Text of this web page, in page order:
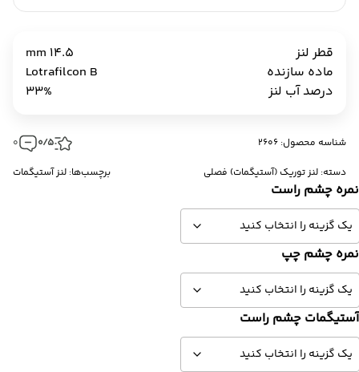
قطر لنز
14.5 mm
ماده سازنده
Lotrafilcon B
درصد آب لنز
33%
شناسه محصول: 2606 0/5
0
دسته: لنز توریک (آستیگمات) فصلی برچسب‌ها: لنز آستیگمات
نمره چشم راست
نمره چشم چپ
آستیگمات چشم راست